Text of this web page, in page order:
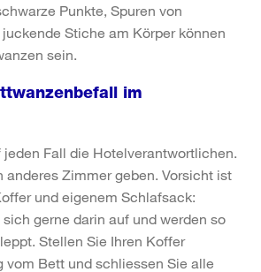
Punkte, Spuren von
Stiche am Körper können
sein.
im
Fall die Hotelverantwortlichen.
anderes Zimmer geben. Vorsicht ist
und eigenem Schlafsack:
gerne darin auf und werden so
Stellen Sie Ihren Koffer
vom Bett und schliessen Sie alle